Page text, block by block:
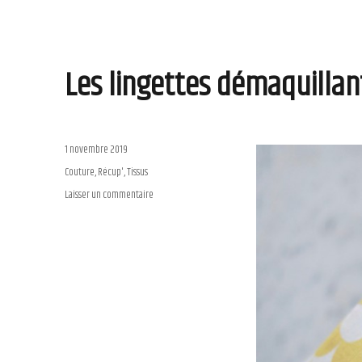
Les lingettes
Publié
le
1 novembre 2019
Catégories
Couture,Récup',Tissus
Laisser un commentaire